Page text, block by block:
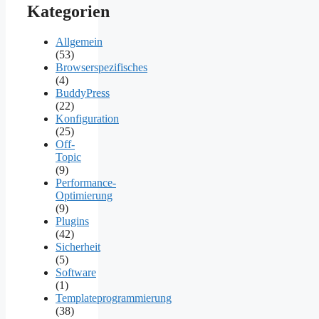
Kategorien
Allgemein
(53)
Browserspezifisches
(4)
BuddyPress
(22)
Konfiguration
(25)
Off-
Topic
(9)
Performance-
Optimierung
(9)
Plugins
(42)
Sicherheit
(5)
Software
(1)
Templateprogrammierung
(38)